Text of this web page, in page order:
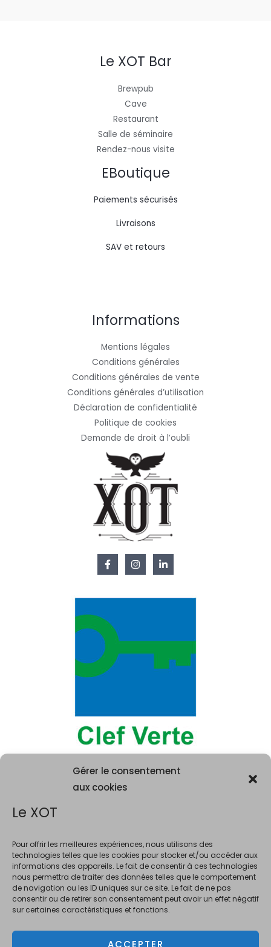
Gérer le consentement
aux cookies
Le XOT
Pour offrir les meilleures expériences, nous utilisons des
technologies telles que les cookies pour stocker et/ou accéder aux
informations des appareils. Le fait de consentir à ces technologies
nous permettra de traiter des données telles que le comportement
de navigation ou les ID uniques sur ce site. Le fait de ne pas
consentir ou de retirer son consentement peut avoir un effet négatif
sur certaines caractéristiques et fonctions.
ACCEPTER
Le XOT Bar
Brewpub
Cave
Restaurant
Salle de séminaire
Rendez-nous visite
EBoutique
Paiements sécurisés
Livraisons
SAV et retours
Informations
Mentions légales
Conditions générales
Conditions générales de vente
Conditions générales d’utilisation
Déclaration de confidentialité
Politique de cookies
Demande de droit à l’oubli
La consommation d'alcool est vivement déconseillée aux femme
enceintes. La vente d'alcool est interdite au mineurs de moins de 18 ans.
En accédant à ce site et à nos offres, vous déclarez avoir 18 ans révolus.